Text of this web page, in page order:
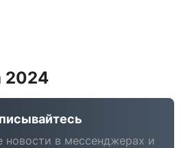
2024
новости в мессенджерах и